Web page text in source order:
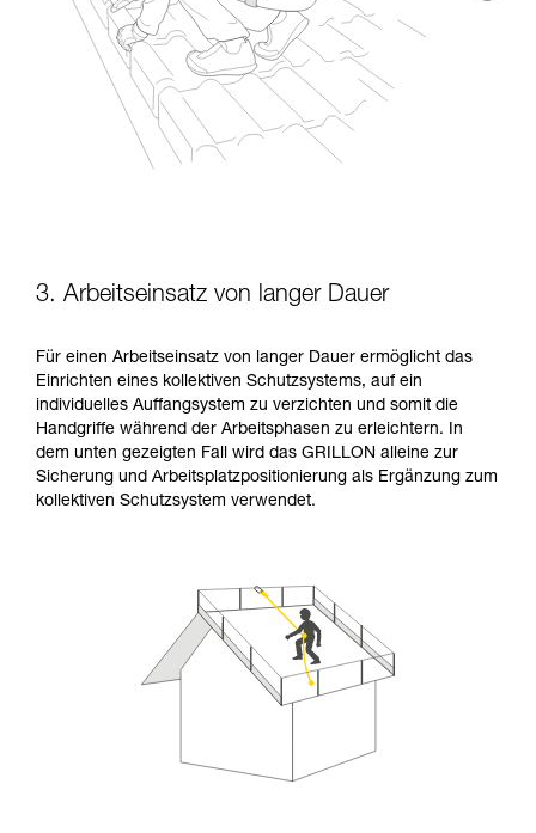
3. Arbeitseinsatz von langer Dauer
Für einen Arbeitseinsatz von langer Dauer ermöglicht das
Einrichten eines kollektiven Schutzsystems, auf ein
individuelles Auffangsystem zu verzichten und somit die
Handgriffe während der Arbeitsphasen zu erleichtern. In
dem unten gezeigten Fall wird das GRILLON alleine zur
Sicherung und Arbeitsplatzpositionierung als Ergänzung zum
kollektiven Schutzsystem verwendet.